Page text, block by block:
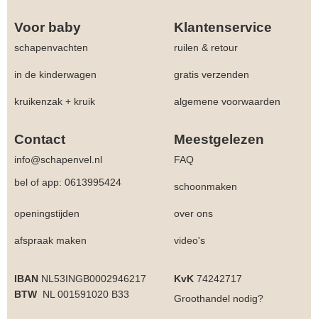
Voor baby Klantenservice
schapenvachten ruilen & retour
in de kinderwagen gratis verzenden
kruikenzak + kruik algemene voorwaarden
Contact Meestgelezen
info@schapenvel.nl
FAQ
bel of app: 0613995424
schoonmaken
openingstijden over ons
afspraak maken video's
IBAN NL53INGB0002946217 KvK 74242717
BTW NL 001591020 B33 Groothandel nodig?